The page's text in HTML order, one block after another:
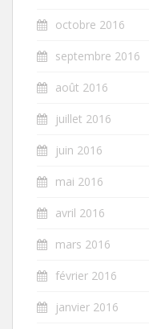
octobre 2016
septembre 2016
août 2016
juillet 2016
juin 2016
mai 2016
avril 2016
mars 2016
février 2016
janvier 2016